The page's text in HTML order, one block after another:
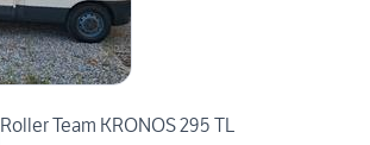
Roller Team KRONOS 295 TL